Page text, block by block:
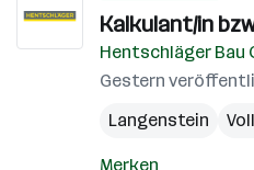
Kalkulant/in
Hentschläger Bau
Gestern
Langenstein
Merken